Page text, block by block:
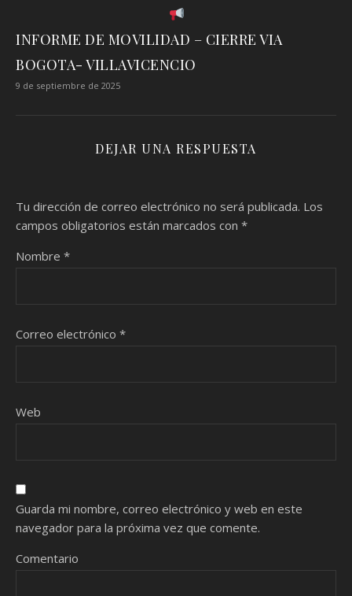
INFORME DE MOVILIDAD – CIERRE VIA
BOGOTA- VILLAVICENCIO
9 de septiembre de 2025
DEJAR UNA RESPUESTA
Tu dirección de correo electrónico no será publicada. Los
campos obligatorios están marcados con *
Nombre *
Correo electrónico *
Web
Guarda mi nombre, correo electrónico y web en este
navegador para la próxima vez que comente.
Comentario